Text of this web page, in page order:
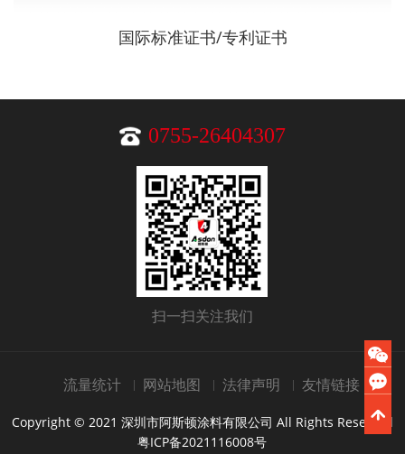
国际标准证书/专利证书
0755-26404307
扫一扫关注我们
流量统计 网站地图 法律声明 友情链接
Copyright © 2021 深圳市阿斯顿涂料有限公司 All Rights Reserved
粤ICP备2021116008号